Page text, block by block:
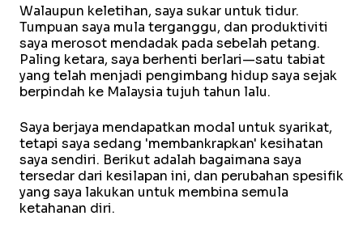
Walaupun keletihan, saya sukar untuk tidur.
Tumpuan saya mula terganggu, dan produktiviti
saya merosot mendadak pada sebelah petang.
Paling ketara, saya berhenti berlari—satu tabiat
yang telah menjadi pengimbang hidup saya sejak
berpindah ke Malaysia tujuh tahun lalu.
Saya berjaya mendapatkan modal untuk syarikat,
tetapi saya sedang 'membankrapkan' kesihatan
saya sendiri. Berikut adalah bagaimana saya
tersedar dari kesilapan ini, dan perubahan spesifik
yang saya lakukan untuk membina semula
ketahanan diri.